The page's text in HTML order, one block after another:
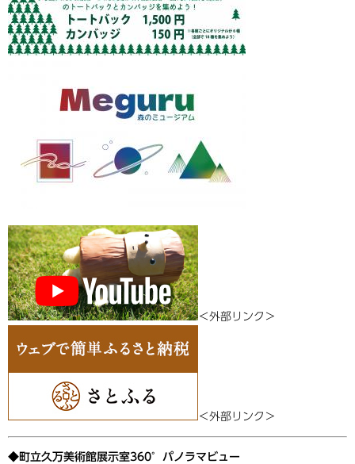
＜外部リンク＞
＜外部リンク＞
◆町立久万美術館展示室360°パノラマビュー